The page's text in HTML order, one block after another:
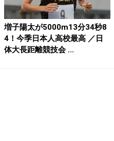
増子陽太が5000m13分34秒8
4！今季日本人高校最高 ／日
体大長距離競技会 ...